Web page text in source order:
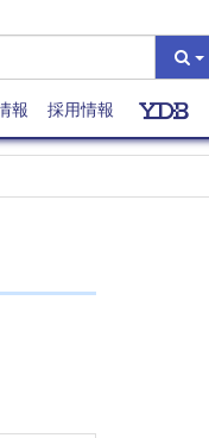
報 採用情報